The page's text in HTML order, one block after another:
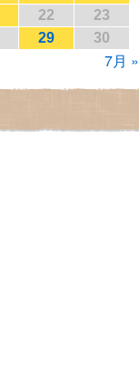
22
23
29 30
7月 »